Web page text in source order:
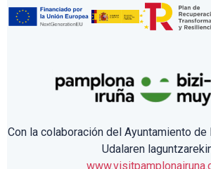
Con la colaboración del Ayuntamiento
Udalaren